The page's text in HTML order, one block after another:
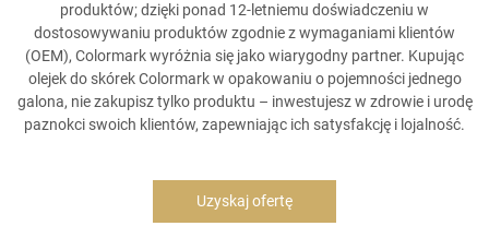
produktów; dzięki ponad 12-letniemu doświadczeniu w
dostosowywaniu produktów zgodnie z wymaganiami klientów
(OEM), Colormark wyróżnia się jako wiarygodny partner. Kupując
olejek do skórek Colormark w opakowaniu o pojemności jednego
galona, nie zakupisz tylko produktu – inwestujesz w zdrowie i urodę
paznokci swoich klientów, zapewniając ich satysfakcję i lojalność.
Uzyskaj ofertę